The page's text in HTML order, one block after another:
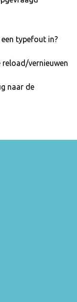
typefout in?
reload/vernieuwen
naar de